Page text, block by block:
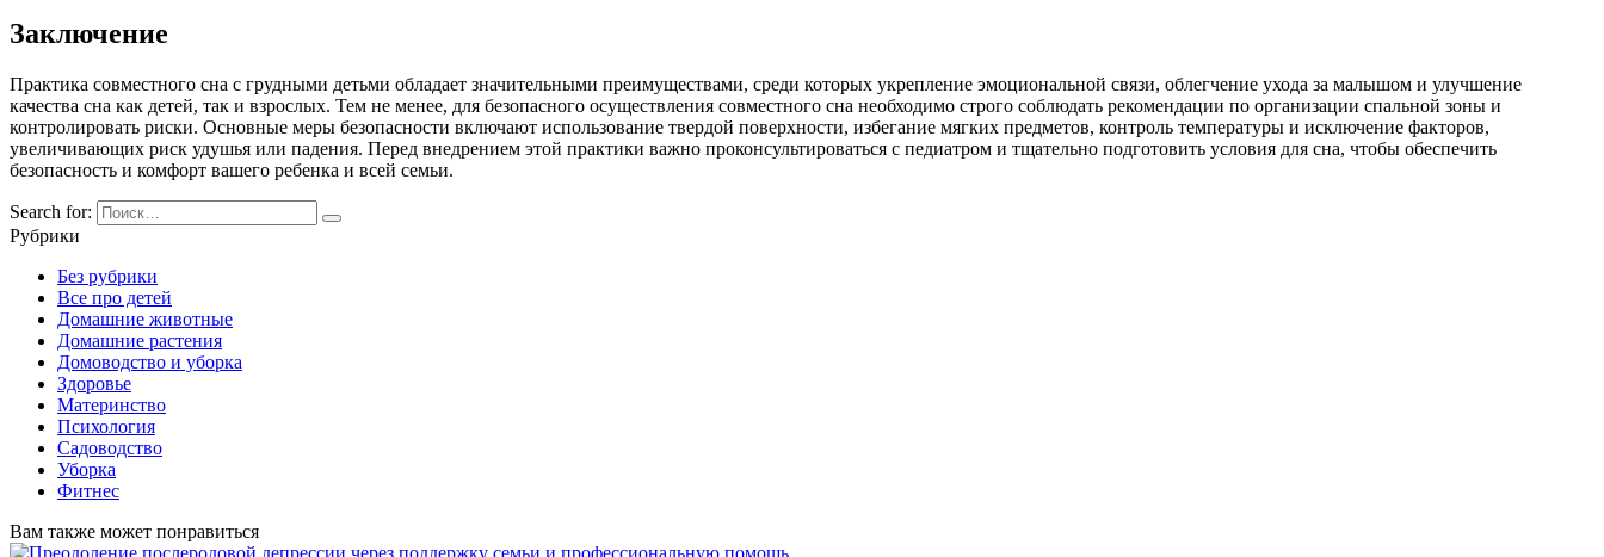
Заключение
Практика совместного сна с грудными детьми обладает значительными преимуществами, среди которых укрепление эмоциональной связи, облегчение ухода за малышом и улучшение
качества сна как детей, так и взрослых. Тем не менее, для безопасного осуществления совместного сна необходимо строго соблюдать рекомендации по организации спальной зоны и
контролировать риски. Основные меры безопасности включают использование твердой поверхности, избегание мягких предметов, контроль температуры и исключение факторов,
увеличивающих риск удушья или падения. Перед внедрением этой практики важно проконсультироваться с педиатром и тщательно подготовить условия для сна, чтобы обеспечить
безопасность и комфорт вашего ребенка и всей семьи.
Search for:
Рубрики
Без рубрики
Все про детей
Домашние животные
Домашние растения
Домоводство и уборка
Здоровье
Материнство
Психология
Садоводство
Уборка
Фитнес
Вам также может понравиться